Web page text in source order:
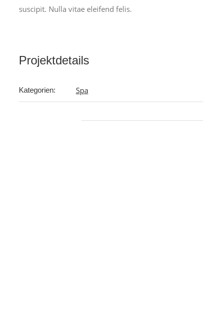
suscipit. Nulla vitae eleifend felis.
Projektdetails
Kategorien: Spa